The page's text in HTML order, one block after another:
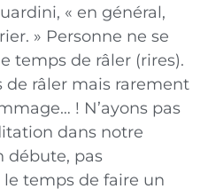
« en général,
» Personne ne se
temps de râler (rires).
de râler mais rarement
! N’ayons pas
dans notre
débute, pas
le temps de faire un